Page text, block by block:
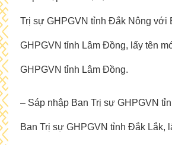
Trị sự GHPGVN tỉnh Đắk Nông với
GHPGVN tỉnh Lâm Đồng, lấy tên
GHPGVN tỉnh Lâm Đồng.
– Sáp nhập Ban Trị sự GHPGVN
Ban Trị sự GHPGVN tỉnh Đắk Lắk,